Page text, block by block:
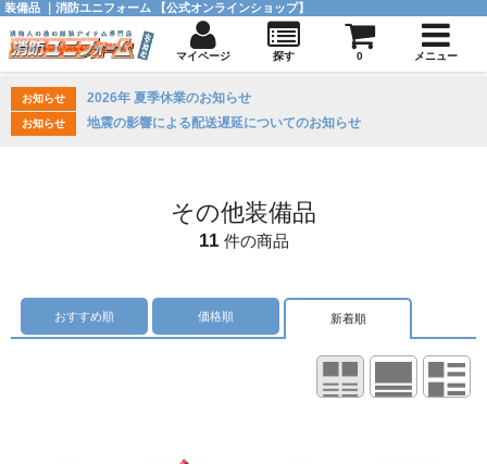
お知らせ 2026年 夏季休業のお知らせ
お知らせ 地震の影響による配送遅延についてのお知らせ
その他装備品
11 件の商品
おすすめ順 価格順 新着順
装備品 ｜消防ユニフォーム 【公式オンラインショップ】
マイページ 探す 0 メニュー